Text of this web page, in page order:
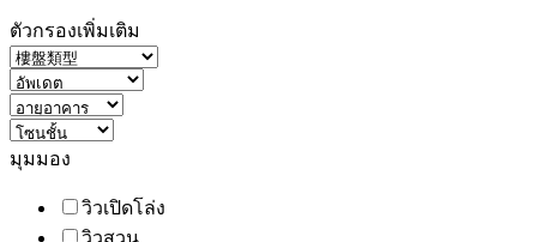
ตัวกรองเพิ่มเติม
มุมมอง
วิวเปิดโล่ง
วิวสวน